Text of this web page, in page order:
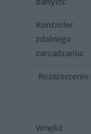
Kontroler
zdalnego
zarzadzania:
Wnęki: